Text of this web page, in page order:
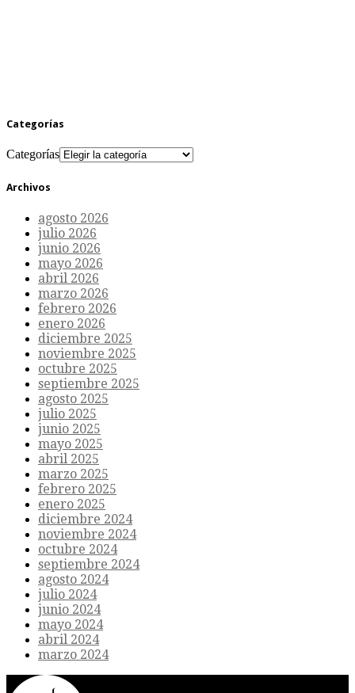
Categorías
Categorías
Archivos
agosto 2026
julio 2026
junio 2026
mayo 2026
abril 2026
marzo 2026
febrero 2026
enero 2026
diciembre 2025
noviembre 2025
octubre 2025
septiembre 2025
agosto 2025
julio 2025
junio 2025
mayo 2025
abril 2025
marzo 2025
febrero 2025
enero 2025
diciembre 2024
noviembre 2024
octubre 2024
septiembre 2024
agosto 2024
julio 2024
junio 2024
mayo 2024
abril 2024
marzo 2024